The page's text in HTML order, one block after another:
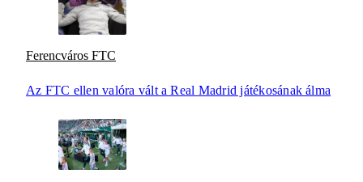
Ferencváros FTC
Az FTC ellen valóra vált a Real Madrid játékosának álma